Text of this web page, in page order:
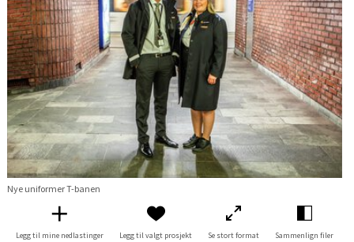
Nye uniformer T-banen
Legg til mine nedlastinger Legg til valgt prosjekt Se stort format Sammenlign filer